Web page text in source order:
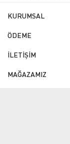
KURUMSAL
ÖDEME
İLETİŞİM
MAĞAZAMIZ